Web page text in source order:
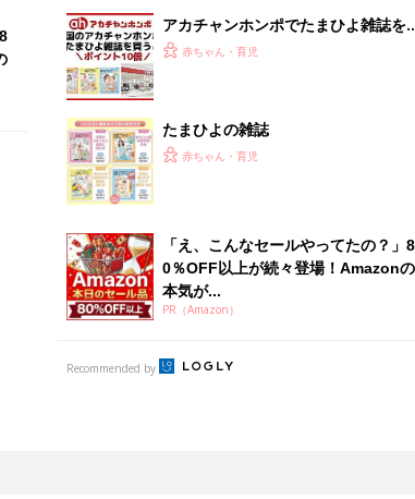
離乳食はいつから？進め方は？「たまひよ きほんの離
授乳の悩みや初めての離乳食作りに役立つ
子育てとお金
妊娠・出産・育児にかかる費用やもらえる補助
金・助成金を解説